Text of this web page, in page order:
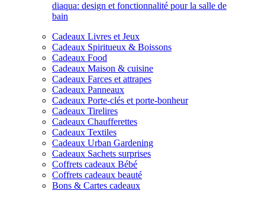
diaqua: design et fonctionnalité pour la salle de
bain
Cadeaux Livres et Jeux
Cadeaux Spiritueux & Boissons
Cadeaux Food
Cadeaux Maison & cuisine
Cadeaux Farces et attrapes
Cadeaux Panneaux
Cadeaux Porte-clés et porte-bonheur
Cadeaux Tirelires
Cadeaux Chaufferettes
Cadeaux Textiles
Cadeaux Urban Gardening
Cadeaux Sachets surprises
Coffrets cadeaux Bébé
Coffrets cadeaux beauté
Bons & Cartes cadeaux